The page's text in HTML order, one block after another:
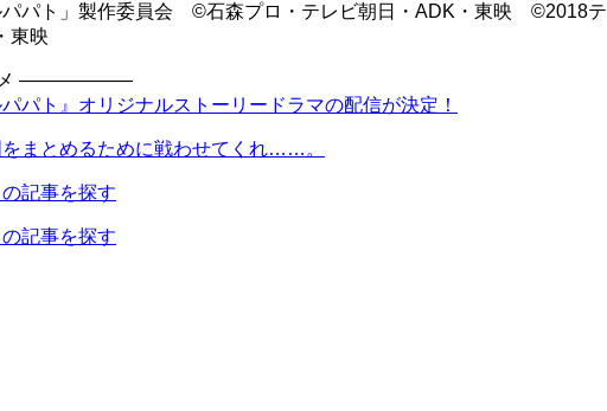
パパト」製作委員会 ©石森プロ・テレビ朝日・ADK・東映 ©2018テ
東映
メ ——————
パト』オリジナルストーリードラマの配信が決定！
まとめるために戦わせてくれ……。
記事を探す
記事を探す